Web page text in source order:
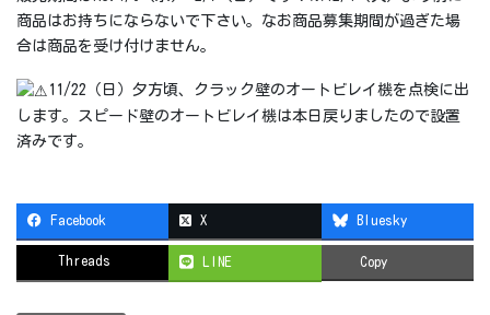
商品はお持ちにならないで下さい。なお商品募集期間が過ぎた場
合は商品を受け付けません。
11/22（日）夕方頃、クラック壁のオートビレイ機を点検に出
します。スピード壁のオートビレイ機は本日戻りましたので設置
済みです。
Facebook X Bluesky
Threads LINE Copy